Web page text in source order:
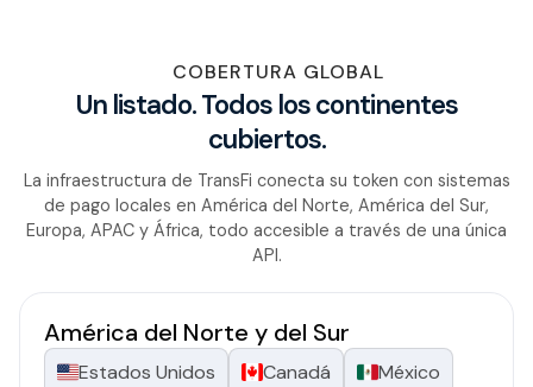
COBERTURA GLOBAL
Un listado. Todos los continentes
cubiertos.
La infraestructura de TransFi conecta su token con sistemas
de pago locales en América del Norte, América del Sur,
Europa, APAC y África, todo accesible a través de una única
API.
América del Norte y del Sur
Estados Unidos Canadá
México